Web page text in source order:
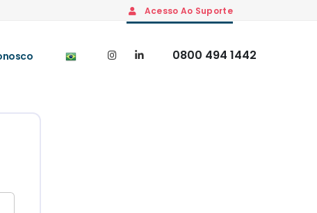
Acesso Ao Suporte
0800 494 1442